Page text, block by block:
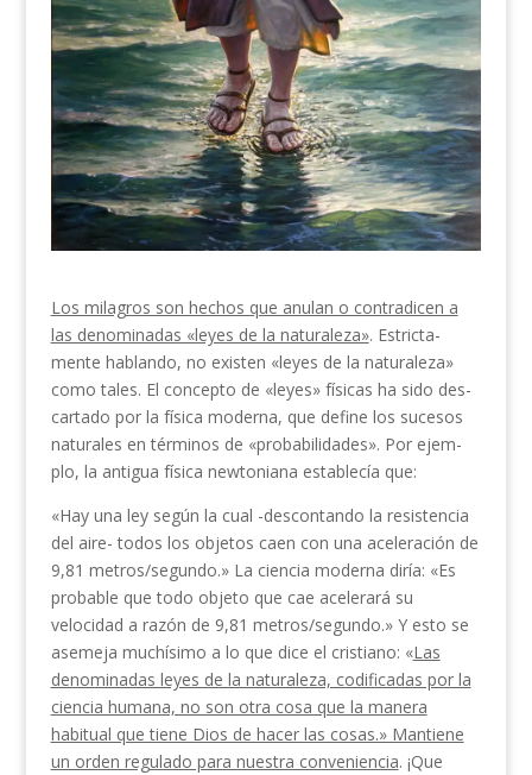
Los milagros son hechos que anulan o contradicen a
las denominadas «leyes de la naturaleza». Estricta­
mente hablando, no existen «leyes de la naturaleza»
como tales. El concepto de «leyes» físicas ha sido des­
cartado por la física moderna, que define los sucesos
naturales en términos de «probabilidades». Por ejem­
plo, la antigua física newtoniana establecía que:
«Hay una ley según la cual -descontando la re­sistencia
del aire- todos los objetos caen con una aceleración de
9,81 metros/segundo.» La ciencia moderna diría: «Es
probable que todo objeto que cae acelerará su
velocidad a razón de 9,81 metros/segundo.» Y esto se
asemeja muchísimo a lo que dice el cristiano: «Las
denominadas leyes de la naturaleza, codificadas por la
ciencia humana, no son otra cosa que la manera
habitual que tiene Dios de hacer las cosas.» Man­tiene
un orden regulado para nuestra conveniencia. ¡Que